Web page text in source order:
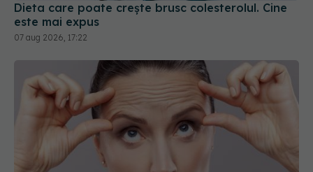
Dieta care poate crește brusc colesterolul. Cine
este mai expus
07 aug 2026, 17:22